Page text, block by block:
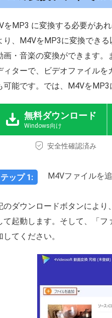
をMP3 に変換する必要があれ
り、M4VをMP3に変換でき
画・音楽の変換ができます
ィターで、ビデオファイル
可能です。では、M4VをMP3
無料ダウンロード
Windows向け
安全性確認済み
ップ 1: M4Vファイルを
のダウンロードボタンによ
て起動します。そして、「
してください。